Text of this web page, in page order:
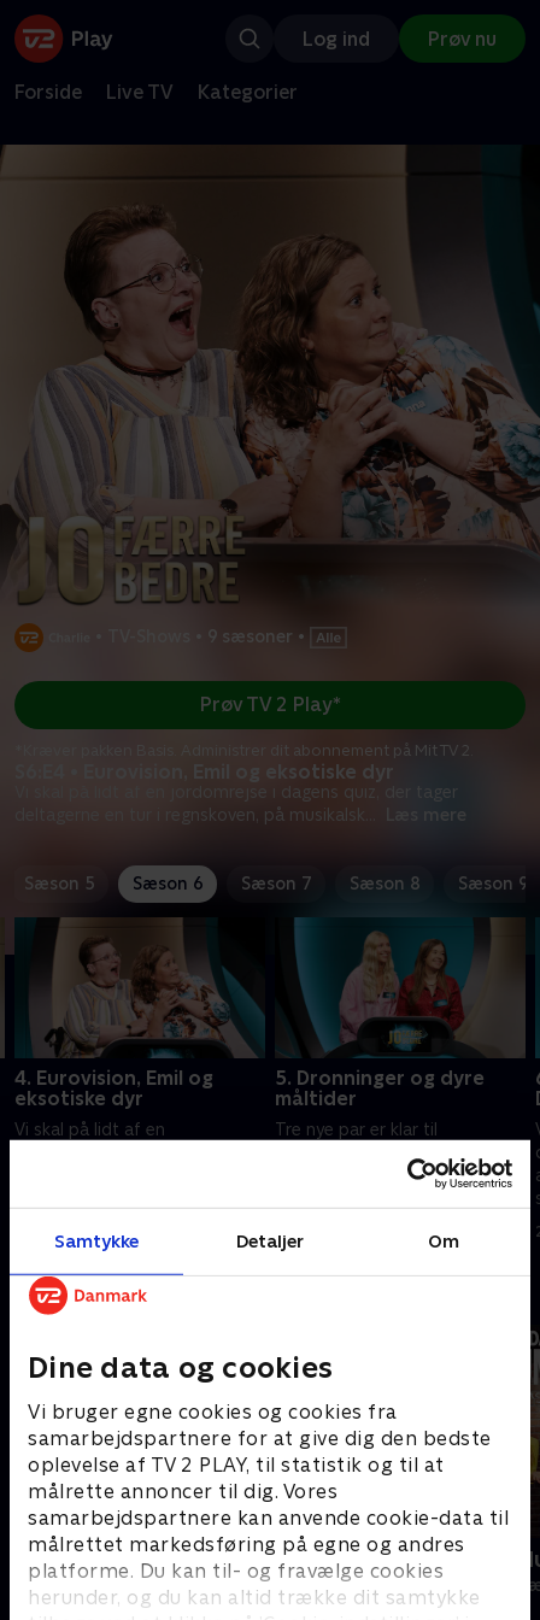
Samtykke Detaljer Om
Dine data og cookies
Vi bruger egne cookies og cookies fra
samarbejdspartnere for at give dig den bedste
oplevelse af TV 2 PLAY, til statistik og til at
målrette annoncer til dig. Vores
samarbejdspartnere kan anvende cookie-data til
målrettet markedsføring på egne og andres
platforme. Du kan til- og fravælge cookies
herunder, og du kan altid trække dit samtykke
Log ind Prøv nu
Forside Live TV Kategorier
9 sæsoner •
S6:E4 • Eurovision, Emil og eksotiske dyr
Vi skal på lidt af en jordomrejse i dagens quiz, der tager
deltagerne en tur i regnskoven, på musikalsk
Læs mere
Prøv TV 2 Play*
*Kræver pakken Basis. Administrer dit abonnement på Mit TV 2.
Sæson 5 Sæson 6 Sæson 7 Sæson 8 Sæson 9
4. Eurovision, Emil og
eksotiske dyr
Vi skal på lidt af en
og et smut til Lønneberg.
5. Dronninger og dyre
måltider
Tre nye par er klar til
både dronninger og skurke. De
Andre så også
24 stjerners julikalender
TV-Shows • 1 sæsoner
Danmarks
TV-Shows • 1